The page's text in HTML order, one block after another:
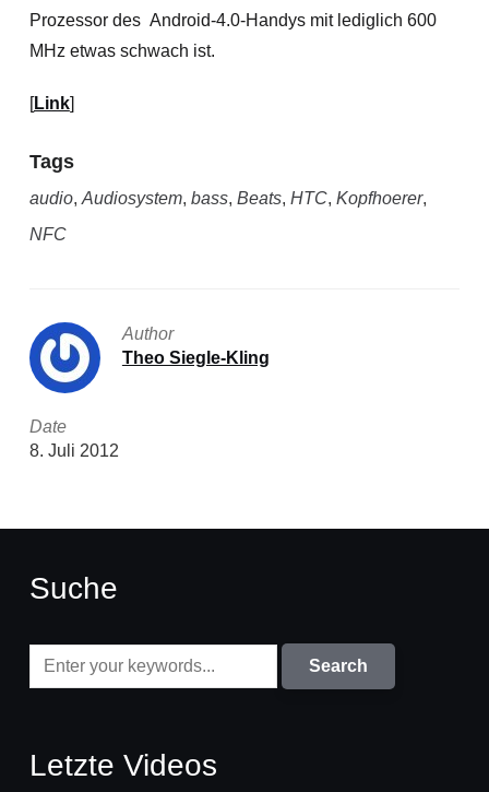
Prozessor des Android-4.0-Handys mit lediglich 600
MHz etwas schwach ist.
[Link]
Tags
audio, Audiosystem, bass, Beats, HTC, Kopfhoerer,
NFC
Author
Theo Siegle-Kling
Date
8. Juli 2012
Suche
Letzte Videos